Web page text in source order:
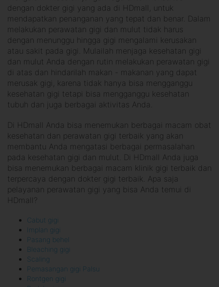
dengan dokter gigi yang ada di HDmall, untuk
mendapatkan penanganan yang tepat dan benar. Dalam
melakukan perawatan gigi dan mulut tidak harus
dengan menunggu hingga gigi mengalami kerusakan
atau sakit pada gigi. Mulailah menjaga kesehatan gigi
dan mulut Anda dengan rutin melakukan perawatan gigi
di atas dan hindarilah makan - makanan yang dapat
merusak gigi, karena tidak hanya bisa mengganggu
kesehatan gigi tetapi bisa mengganggu kesehatan
tubuh dan juga berbagai aktivitas Anda.
Di HDmall Anda bisa menemukan berbagai macam obat
kesehatan dan perawatan gigi terbaik yang akan
membantu Anda mengatasi berbagai permasalahan
pada kesehatan gigi dan mulut. Di HDmall Anda juga
bisa menemukan berbagai macam klinik gigi terbaik dan
terpercaya dengan dokter gigi terbaik. Apa saja
pelayanan perawatan gigi yang bisa Anda temui di
HDmall?
Cabut gigi
Implan gigi
Pasang behel
Bleaching gigi
Scaling
Pemasangan gigi Palsu
Rontgen gigi